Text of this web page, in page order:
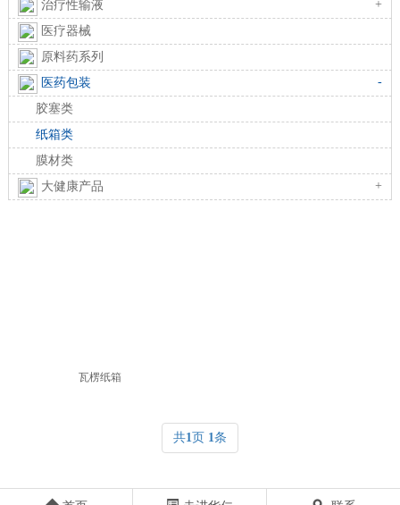
治疗性输液
+
医疗器械
原料药系列
医药包装
-
胶塞类
纸箱类
膜材类
大健康产品
+
瓦楞纸箱
共1页 1条